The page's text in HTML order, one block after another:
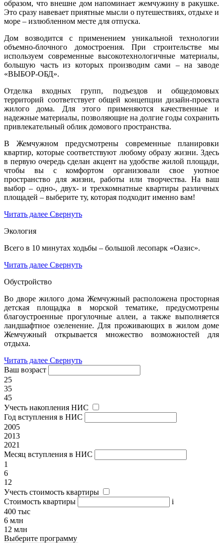
образом, что внешне дом напоминает жемчужину в ракушке.
Это сразу навевает приятные мысли о путешествиях, отдыхе и
море – излюбленном месте для отпуска.
Дом возводится с применением уникальной технологии
объемно-блочного домостроения. При строительстве мы
используем современные высокотехнологичные материалы,
большую часть из которых производим сами – на заводе
«ВЫБОР-ОБД».
Отделка входных групп, подъездов и общедомовых
территорий соответствует общей концепции дизайн-проекта
жилого дома. Для этого применяются качественные и
надежные материалы, позволяющие на долгие годы сохранить
привлекательный облик домового пространства.
В Жемчужном предусмотрены современные планировки
квартир, которые соответствуют любому образу жизни. Здесь
в первую очередь сделан акцент на удобстве жилой площади,
чтобы вы с комфортом организовали свое уютное
пространство для жизни, работы или творчества. На ваш
выбор – одно-, двух- и трехкомнатные квартиры различных
площадей – выберите ту, которая подходит именно вам!
Читать далее Свернуть
Экология
Всего в 10 минутах ходьбы – большой лесопарк «Оазис».
Читать далее Свернуть
Обустройство
Во дворе жилого дома Жемчужный расположена просторная
детская площадка в морской тематике, предусмотрены
благоустроенные прогулочные аллеи, а также выполняется
ландшафтное озеленение. Для проживающих в жилом доме
Жемчужный открывается множество возможностей для
отдыха.
Читать далее Свернуть
Ваш возраст
25
35
45
Учесть накопления НИС
Год вступления в НИС
2005
2013
2021
Месяц вступления в НИС
1
6
12
Учесть стоимость квартиры
Стоимость квартиры
i
400 тыс
6 млн
12 млн
Выберите программу